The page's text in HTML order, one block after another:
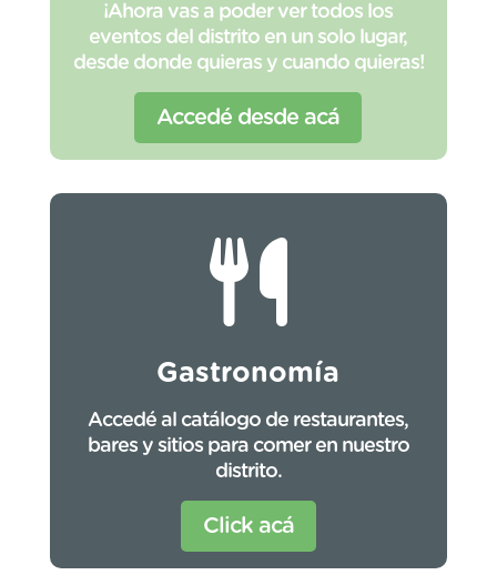
¡Ahora vas a poder ver todos los
eventos del distrito en un solo lugar,
desde donde quieras y cuando quieras!
Accedé desde acá
Gastronomía
Accedé al catálogo de restaurantes,
bares y sitios para comer en nuestro
distrito.
Click acá